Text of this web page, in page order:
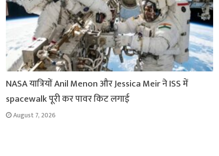
NASA यात्रियों Anil Menon और Jessica Meir ने ISS में
spacewalk पूरी कर पावर किट लगाई
August 7, 2026